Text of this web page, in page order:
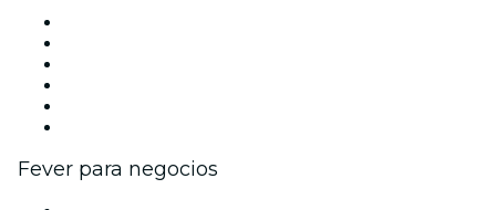
Fever para negocios